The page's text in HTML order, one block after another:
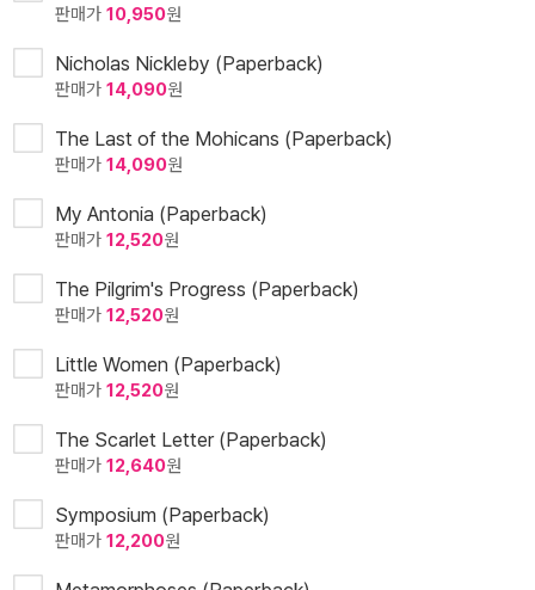
판매가 10,950원
Nicholas Nickleby (Paperback)
판매가 14,090원
The Last of the Mohicans (Paperback)
판매가 14,090원
My Antonia (Paperback)
판매가 12,520원
The Pilgrim's Progress (Paperback)
판매가 12,520원
Little Women (Paperback)
판매가 12,520원
The Scarlet Letter (Paperback)
판매가 12,640원
Symposium (Paperback)
판매가 12,200원